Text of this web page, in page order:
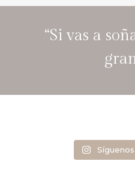
“Si vas a